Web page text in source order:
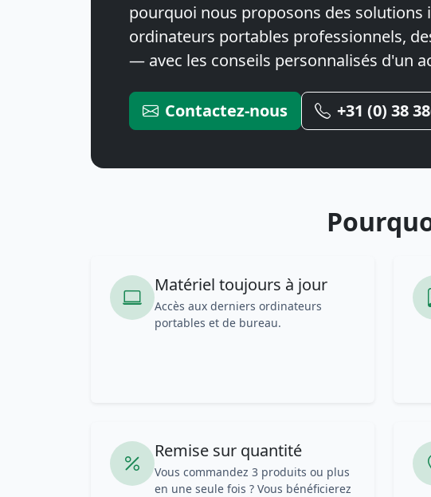
pourquoi nous proposons des
ordinateurs portables professionnels,
— avec les conseils personnalisés d'un
Contactez-nous +31 (0) 38
Matériel toujours à jour
Accès aux derniers ordinateurs
portables et de bureau.
Remise sur quantité
Vous commandez 3 produits ou plus
en une seule fois ? Vous bénéficierez